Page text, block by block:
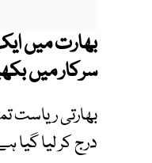
بھارت میں
سرکار میں
درج کر لیا گیا